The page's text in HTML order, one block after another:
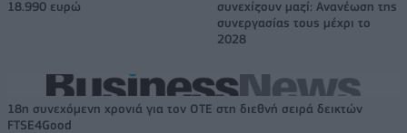
18.990 ευρώ
συνεχίζουν μαζί: Ανανέωση της
συνεργασίας τους μέχρι το
2028
18η συνεχόμενη χρονιά για τον ΟΤΕ στη διεθνή σειρά δεικτών
FTSE4Good